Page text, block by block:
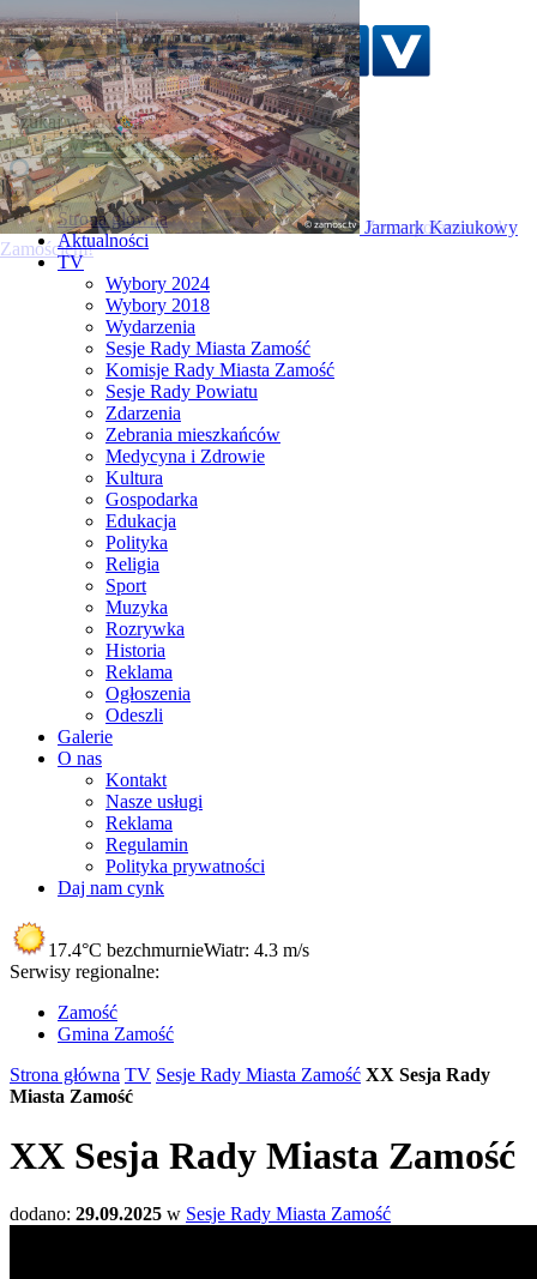
Szukaj w serwisie
Strona główna
Aktualności
TV
Wybory 2024
Wybory 2018
Wydarzenia
Sesje Rady Miasta Zamość
Komisje Rady Miasta Zamość
Sesje Rady Powiatu
Zdarzenia
Zebrania mieszkańców
Medycyna i Zdrowie
Kultura
Gospodarka
Edukacja
Polityka
Religia
Sport
Muzyka
Rozrywka
Historia
Reklama
Ogłoszenia
Odeszli
Galerie
O nas
Kontakt
Nasze usługi
Reklama
Regulamin
Polityka prywatności
Daj nam cynk
17.4°C bezchmurnieWiatr: 4.3 m/s
Serwisy regionalne:
Zamość
Gmina Zamość
Strona główna TV Sesje Rady Miasta Zamość XX Sesja Rady
Miasta Zamość
XX Sesja Rady Miasta Zamość
dodano: 29.09.2025 w Sesje Rady Miasta Zamość
Zorza polarna nad
Zamościem!